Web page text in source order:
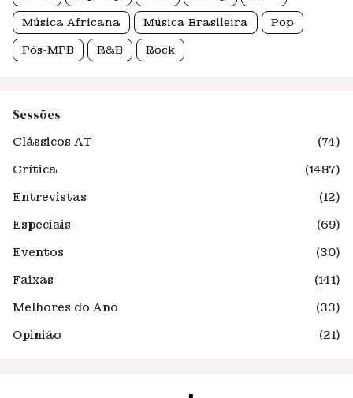
Música Africana Música Brasileira Pop
Pós-MPB R&B Rock
Sessões
Clássicos AT
(74)
Crítica
(1487)
Entrevistas
(12)
Especiais
(69)
Eventos
(30)
Faixas
(141)
Melhores do Ano
(33)
Opinião
(21)